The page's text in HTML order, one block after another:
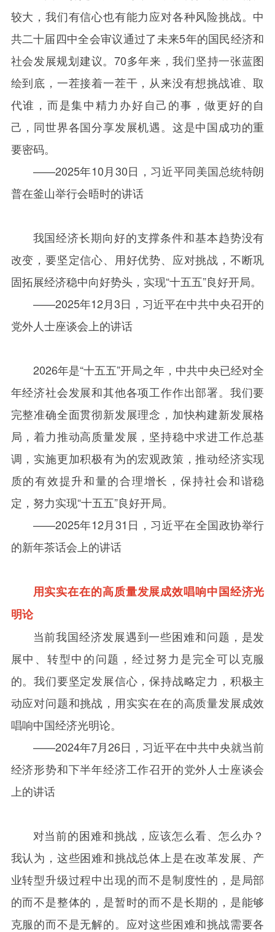
较大，我们有信心也有能力应对各种风险挑战。中
共二十届四中全会审议通过了未来5年的国民经济和
社会发展规划建议。 70多年来，我们坚持一张蓝图
绘到底，一茬接着一茬干，从来没有想挑战谁、取
代谁，而是集中精力办好自己的事，做更好的自
己，同世界各国分享发展机遇。这是中国成功的重
要密码。
——2025年10月30日，习近平同美国总统特朗
普在釜山举行会晤时的讲话
我国经济长期向好的支撑条件和基本趋势没有
改变，要坚定信心、用好优势、应对挑战，不断巩
固拓展经济稳中向好势头，实现“十五五”良好开局。
——2025年12月3日，习近平在中共中央召开的
党外人士座谈会上的讲话
2026年是“十五五”开局之年，中共中央已经对全
年经济社会发展和其他各项工作作出部署。我们要
完整准确全面贯彻新发展理念，加快构建新发展格
局，着力推动高质量发展，坚持稳中求进工作总基
调，实施更加积极有为的宏观政策，推动经济实现
质的有效提升和量的合理增长，保持社会和谐稳
定，努力实现“十五五”良好开局。
——2025年12月31日，习近平在全国政协举行
的新年茶话会上的讲话
用实实在在的高质量发展成效唱响中国经济光
明论
当前我国经济发展遇到一些困难和问题，是发
展中、转型中的问题，经过努力是完全可以克服
的。我们要坚定发展信心，保持战略定力，积极主
动应对问题和挑战，用实实在在的高质量发展成效
唱响中国经济光明论。
——2024年7月26日，习近平在中共中央就当前
经济形势和下半年经济工作召开的党外人士座谈会
上的讲话
对当前的困难和挑战，应该怎么看、怎么办？
我认为，这些困难和挑战总体上是在改革发展、产
业转型升级过程中出现的而不是制度性的，是局部
的而不是整体的，是暂时的而不是长期的，是能够
克服的而不是无解的。应对这些困难和挑战需要各